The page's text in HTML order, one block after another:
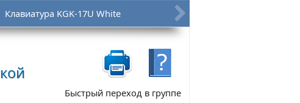
Клавиатура KGK-17U White
Быстрый переход в группе